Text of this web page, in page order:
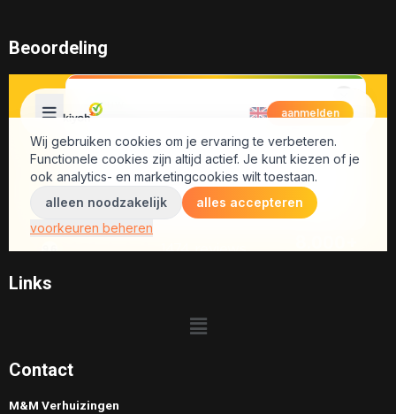
Beoordeling
Links
Contact
M&M Verhuizingen